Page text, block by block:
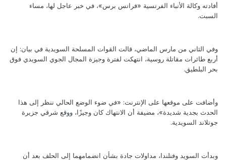
أفادته وكالة الأنباء الفرنسية «فرانس برس»، في خبر عاجل لها، مساء
السبت.
وفي الثاني من مارس الماضي، قالت القوات المسلحة السويدية في بيان: إن
أربع طائرات مقاتلة روسية، انتهكت لفترة وجيزة المجال الجوي السويدي فوق
بحر البلطيق.
وأضافت على موقعها على الإنترنت: «في ضوء الوضع الحالي ننظر إلى هذا
الحدث بجدية شديدة»، مضيفة أن الانتهاك كان وجيزًا، ووقع شرقي جزيرة
جوتلاند السويدية.
وبدأت السويد وفنلندا، مداولات جادة بشأن انضمامهما إلى الحلف بعد أن